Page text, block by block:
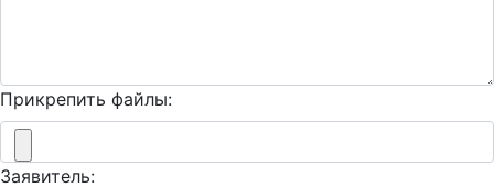
Прикрепить файлы:
Заявитель: